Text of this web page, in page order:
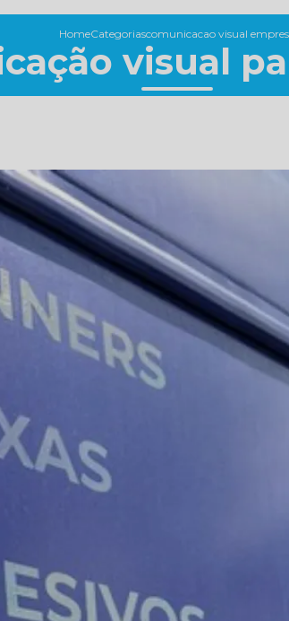
HomeCategoriascomunicacao visual
visual